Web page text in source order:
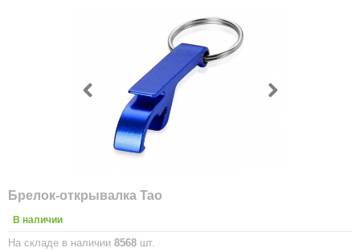
Брелок-открывалка Tao
В наличии
На складе в наличии 8568 шт.